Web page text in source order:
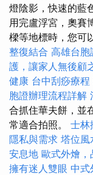
燈陰影，快速的藍
用完盧浮宮，奧賽
樑等地標時，您可
整復結合 高雄台胞
護，讓家人無後顧
健康 台中刮痧療程
胞證辦理流程詳解
合抓住華夫餅，並
常適合拍照。 士林
隱私與需求 塔位風
安息地 歐式外燴，
擁有迷人雙眼 中式